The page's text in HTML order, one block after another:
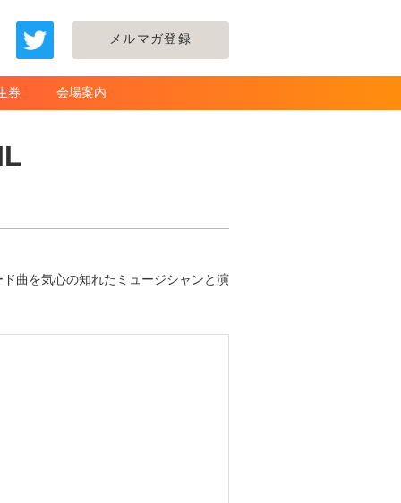
メルマガ登録
券 会場案内
曲を気心の知れたミュージシャンと演